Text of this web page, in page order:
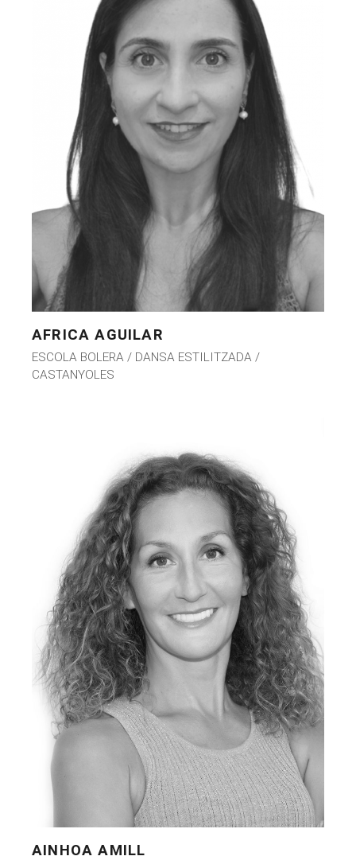
AFRICA AGUILAR
ESCOLA BOLERA / DANSA ESTILITZADA /
CASTANYOLES
AINHOA AMILL